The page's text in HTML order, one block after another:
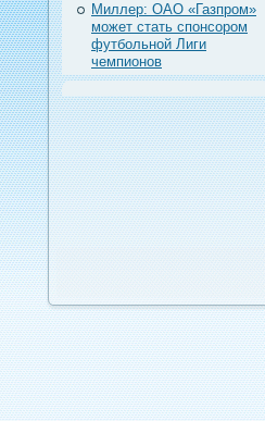
Миллер: ОАО «Газпром»
может стать спонсором
футбольной Лиги
чемпионов